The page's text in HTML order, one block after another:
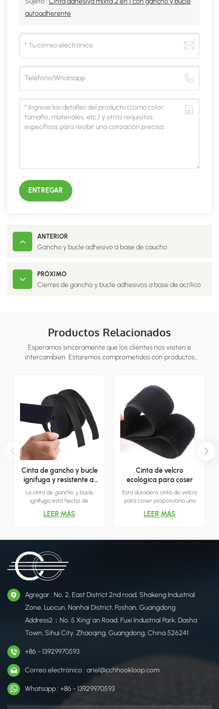
autoadherente
ENTREGAR
ANTERIOR
Gancho y bucle adhesivo a base de caucho
PRÓXIMO
Cierres de gancho y bucle adhesivos a base de acrílico
Productos Relacionados
Esperamos sinceramente que los clientes nos visiten e
intercambien. Estaremos comprometidos con productos
Cinta de gancho y bucle
ignífuga y resistente al
La cinta de gancho y bucle
ignífuga está hecha de
material de nailon
especialmente tratado para
LEER MÁS
Cinta de velcro
ecológica para coser
Esta duradera cinta de velcro
para coser proporciona una
solución de cierre resistente y
reutilizable, ofreciendo una
LEER MÁS
Agregar : No. 2, East District 2nd road, Shakeng Industrial
Zone, Luocun, Nanhai District, Foshan, Guangdong
Address2：No. 5 Xing' an Road, Fuxi Industrial Park, Dasha
Town, Sihui City, Zhaoqing, Guangdong, China 526241
+86 - 13929970593
Correo electrónico : ariel@cchhookloop.com
Whatsapp : +86 - 13929970593